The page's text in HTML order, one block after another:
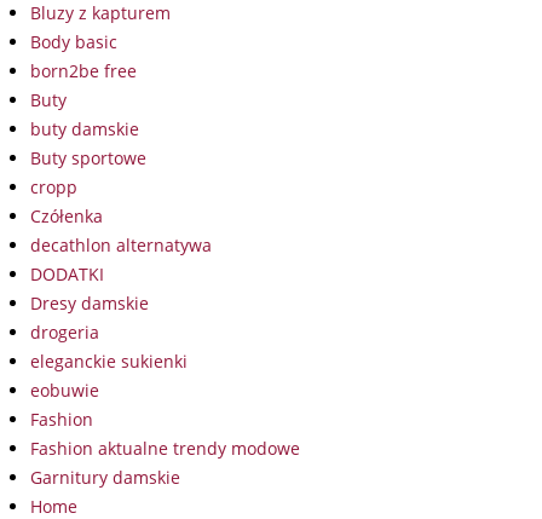
Bluzy z kapturem
Body basic
born2be free
Buty
buty damskie
Buty sportowe
cropp
Czółenka
decathlon alternatywa
DODATKI
Dresy damskie
drogeria
eleganckie sukienki
eobuwie
Fashion
Fashion aktualne trendy modowe
Garnitury damskie
Home